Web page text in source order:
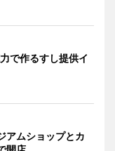
で作るすし提供イ
アムショップとカ